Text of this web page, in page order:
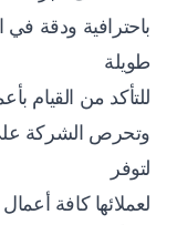
باحترافية ودقة
طويلة
للتأكد من القيام
وتحرص الشركة على
لتوفر
لعملائها كافة